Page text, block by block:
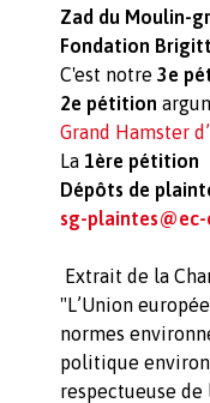
Zad du Moulin-
Fondation
C'est notre 3e
2e pétition
Grand Hamster
La 1ère pétition
Dépôts de
sg-
Extrait de la
"L’Union
normes
politique
respectueuse